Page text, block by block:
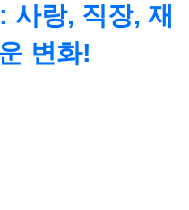
i
g
사랑, 직장, 재
변화!